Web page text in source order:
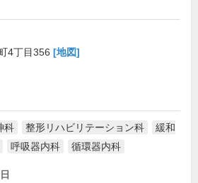
4丁目356 [地図]
科 整形リハビリテーション科
緩和
呼吸器内科 循環器内科